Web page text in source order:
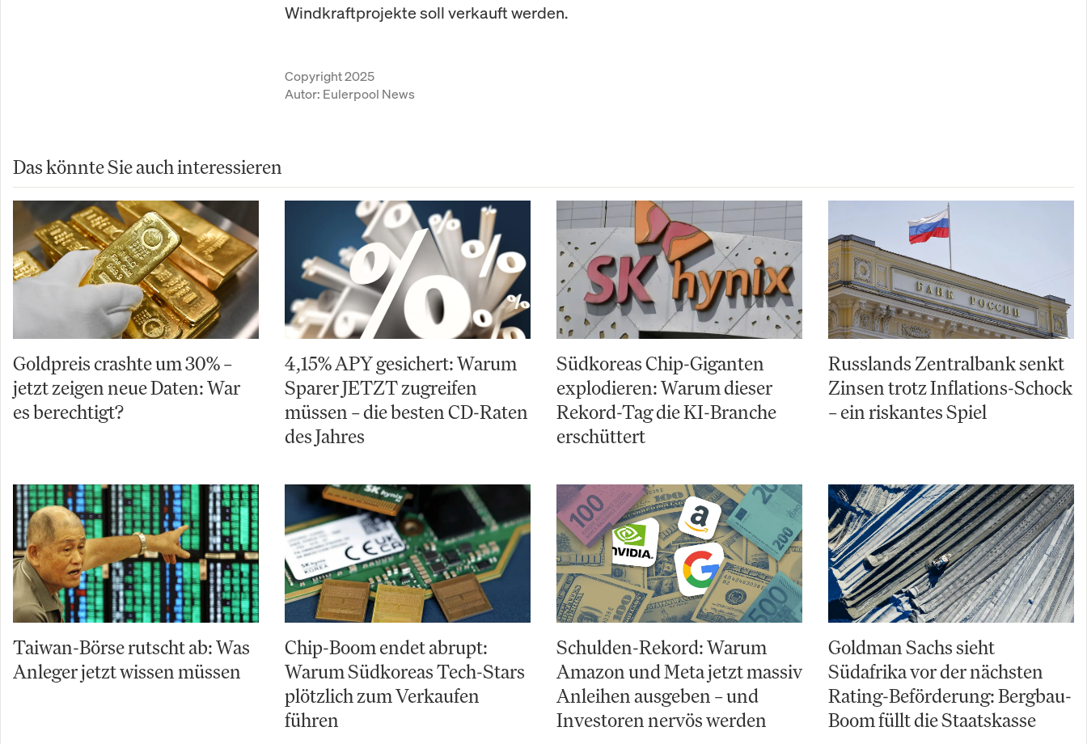
Windkraftprojekte soll verkauft werden.
Copyright 2025
Autor: Eulerpool News
Das könnte Sie auch interessieren
Goldpreis crashte um 30% –
jetzt zeigen neue Daten: War
es berechtigt?
4,15% APY gesichert: Warum
Sparer JETZT zugreifen
müssen – die besten CD-Raten
des Jahres
Südkoreas Chip-Giganten
explodieren: Warum dieser
Rekord-Tag die KI-Branche
erschüttert
Russlands Zentralbank senkt
Zinsen trotz Inflations-Schock
– ein riskantes Spiel
Taiwan-Börse rutscht ab: Was
Anleger jetzt wissen müssen
Chip-Boom endet abrupt:
Warum Südkoreas Tech-Stars
plötzlich zum Verkaufen
führen
Schulden-Rekord: Warum
Amazon und Meta jetzt massiv
Anleihen ausgeben – und
Investoren nervös werden
Goldman Sachs sieht
Südafrika vor der nächsten
Rating-Beförderung: Bergbau-
Boom füllt die Staatskasse